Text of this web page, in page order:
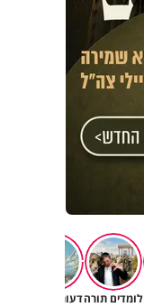
לומדים תורהדעות וטורים